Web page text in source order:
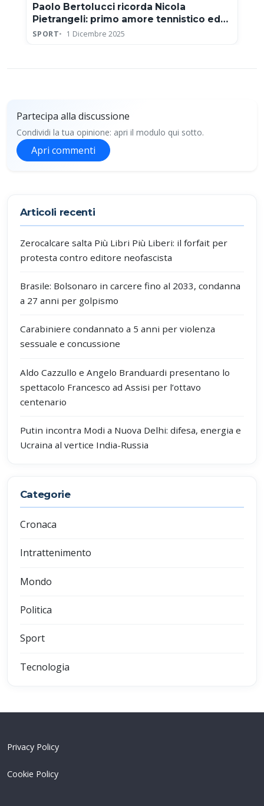
Paolo Bertolucci ricorda Nicola
Pietrangeli: primo amore tennistico ed
eroe della Coppa Davis
SPORT 1 Dicembre 2025
Partecipa alla discussione
Condividi la tua opinione: apri il modulo qui sotto.
Apri commenti
Articoli recenti
Zerocalcare salta Più Libri Più Liberi: il forfait per
protesta contro editore neofascista
Brasile: Bolsonaro in carcere fino al 2033, condanna
a 27 anni per golpismo
Carabiniere condannato a 5 anni per violenza
sessuale e concussione
Aldo Cazzullo e Angelo Branduardi presentano lo
spettacolo Francesco ad Assisi per l’ottavo
centenario
Putin incontra Modi a Nuova Delhi: difesa, energia e
Ucraina al vertice India-Russia
Categorie
Cronaca
Intrattenimento
Mondo
Politica
Sport
Tecnologia
Privacy Policy
Cookie Policy